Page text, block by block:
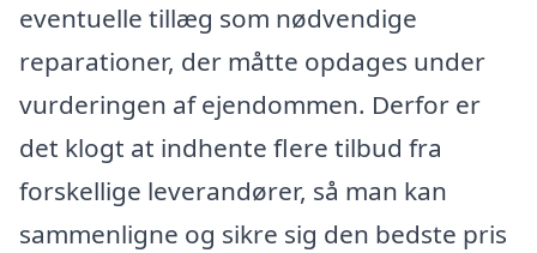
eventuelle tillæg som nødvendige
reparationer, der måtte opdages under
vurderingen af ejendommen. Derfor er
det klogt at indhente flere tilbud fra
forskellige leverandører, så man kan
sammenligne og sikre sig den bedste pris